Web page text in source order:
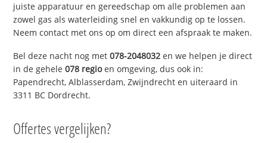
juiste apparatuur en gereedschap om alle problemen aan
zowel gas als waterleiding snel en vakkundig op te lossen.
Neem contact met ons op om direct een afspraak te maken.
Bel deze nacht nog met078-2048032 en we helpen je direct
in de gehele078 regioen omgeving, dus ook in:
Papendrecht, Alblasserdam, Zwijndrecht en uiteraard in
3311 BC Dordrecht.
Offertes vergelijken?